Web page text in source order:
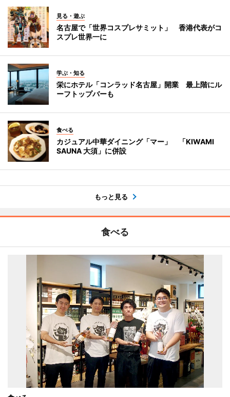
見る・遊ぶ
名古屋で「世界コスプレサミット」 香港代表がコ
スプレ世界一に
学ぶ・知る
栄にホテル「コンラッド名古屋」開業 最上階にル
ーフトップバーも
食べる
カジュアル中華ダイニング「マー」 「KIWAMI
SAUNA 大須」に併設
もっと見る
食べる